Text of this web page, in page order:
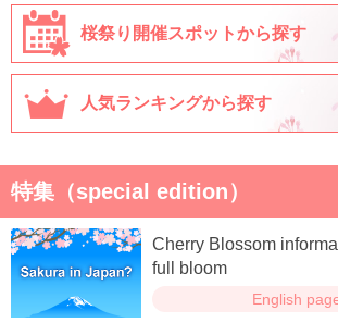
桜祭り開催スポットから探す
人気ランキングから探す
特集（special edition）
Cherry Blossom
full bloom
English